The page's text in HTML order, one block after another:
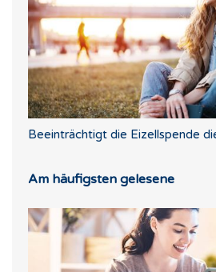
Beeinträchtigt die Eizellspende
Am häufigsten gelesene